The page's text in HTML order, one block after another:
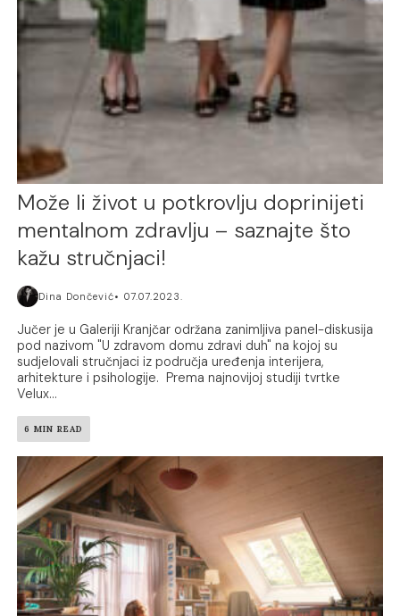
Može li život u potkrovlju doprinijeti
mentalnom zdravlju – saznajte što
kažu stručnjaci!
Dina Dončević 07.07.2023.
Jučer je u Galeriji Kranjčar održana zanimljiva panel-diskusija
pod nazivom "U zdravom domu zdravi duh" na kojoj su
sudjelovali stručnjaci iz područja uređenja interijera,
arhitekture i psihologije. Prema najnovijoj studiji tvrtke
Velux...
6 MIN READ